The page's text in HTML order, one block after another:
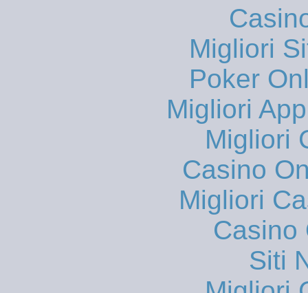
Migliori
Poker
Migliori
Migliori
Casino
Migliori
Casino
Siti